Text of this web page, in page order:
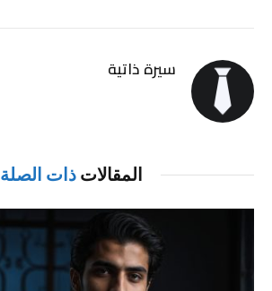
سيرة ذاتية
المقالاتذات الصلة